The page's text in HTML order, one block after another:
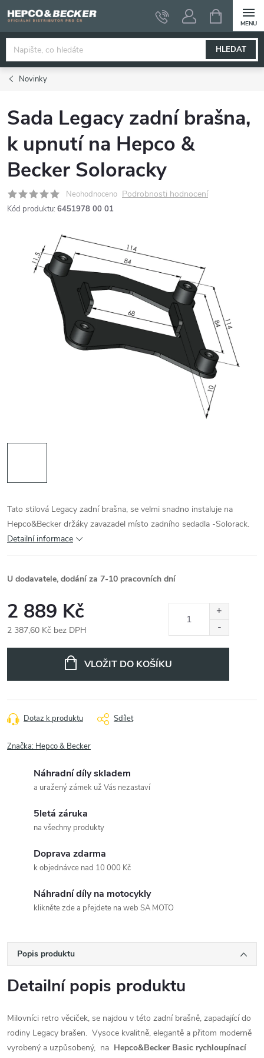
na
obsah
HLEDAT
NÁKUPNÍ
KOŠÍK
Novinky
Sada Legacy zadní brašna,
k upnutí na Hepco &
Becker Soloracky
Neohodnoceno Podrobnosti hodnocení
Kód produktu: 6451978 00 01
Tato stilová Legacy zadní brašna, se velmi snadno instaluje na
Hepco&Becker držáky zavazadel místo zadního sedadla -Solorack.
Detailní informace
U dodavatele, dodání za 7-10 pracovních dní
2 889 Kč
2 387,60 Kč bez DPH
VLOŽIT DO KOŠÍKU
Dotaz k produktu Sdílet
Značka: Hepco & Becker
Náhradní díly skladem
a uražený zámek už Vás nezastaví
5letá záruka
na všechny produkty
Doprava zdarma
k objednávce nad 10 000 Kč
Náhradní díly na motocykly
klikněte zde a přejdete na web SA MOTO
Popis produktu
Detailní popis produktu
Milovníci retro věciček, se najdou v této zadní brašně, zapadající do
rodiny Legacy brašen. Vysoce kvalitně, elegantě a přitom moderně
vyrobený a uzpůsobený, na Hepco&Becker Basic rychloupínací